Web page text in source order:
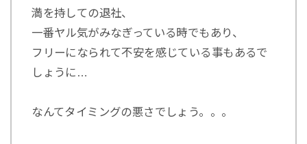
満を持しての退社、
一番ヤル気がみなぎっている時でもあり、
フリーになられて不安を感じている事もあるで
しょうに…
なんてタイミングの悪さでしょう。。。